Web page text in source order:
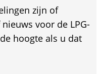
zijn of
voor de LPG-
hoogte als u dat